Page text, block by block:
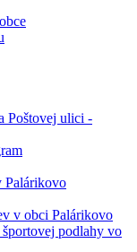
Poštovej ulici -
Palárikovo
v obci Palárikovo
podlahy vo